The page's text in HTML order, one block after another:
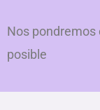
Nos pondremos
posible